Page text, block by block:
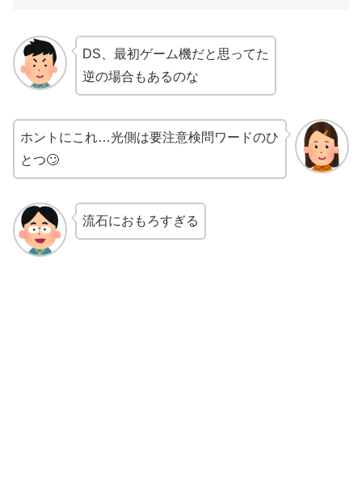
DS、最初ゲーム機だと思ってた
逆の場合もあるのな
ホントにこれ…光側は要注意検問ワードのひ
とつ🙄
流石におもろすぎる